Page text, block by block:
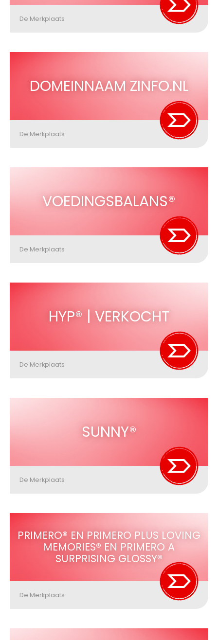
De Merkplaats
DOMEINNAAM ZINFO.NL
De Merkplaats
VOEDINGSBALANS®
De Merkplaats
HYP® | VERKOCHT
De Merkplaats
SUNNY®
De Merkplaats
PRIMERO® EN PRIMERO PLUS LOVING
MEMORIES® EN PRIMERO A
SURPRISING GLOSSY®
De Merkplaats